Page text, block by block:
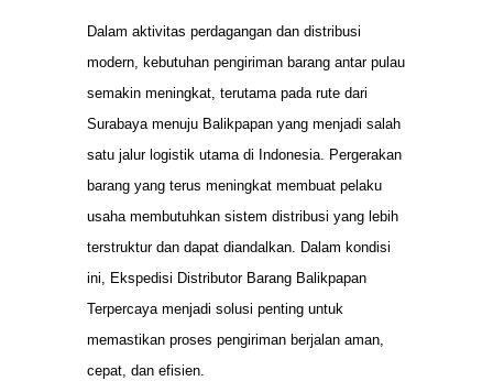
Dalam aktivitas perdagangan dan distribusi
modern, kebutuhan pengiriman barang antar pulau
semakin meningkat, terutama pada rute dari
Surabaya menuju Balikpapan yang menjadi salah
satu jalur logistik utama di Indonesia. Pergerakan
barang yang terus meningkat membuat pelaku
usaha membutuhkan sistem distribusi yang lebih
terstruktur dan dapat diandalkan. Dalam kondisi
ini, Ekspedisi Distributor Barang Balikpapan
Terpercaya menjadi solusi penting untuk
memastikan proses pengiriman berjalan aman,
cepat, dan efisien.